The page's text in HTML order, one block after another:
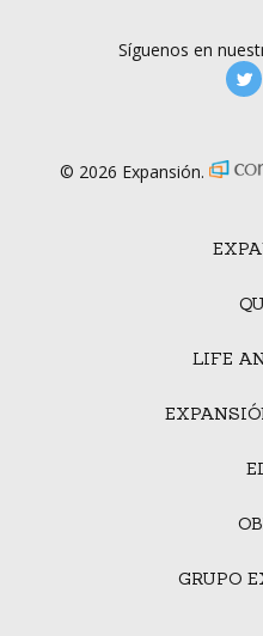
LIFE
GRUPO
Síguenos en
© 2026 Expansión.